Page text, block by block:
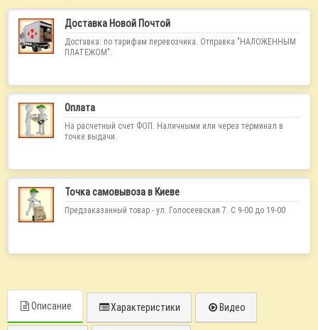
Доставка Новой Почтой
Доставка: по тарифам перевозчика. Отправка "НАЛОЖЕННЫМ
ПЛАТЕЖОМ".
Оплата
На расчетный счет ФОП. Наличными или через терминал в
точке выдачи.
Точка самовывоза в Киеве
Предзаказанный товар - ул. Голосеевская 7. С 9-00 до 19-00
Описание Характеристики Видео